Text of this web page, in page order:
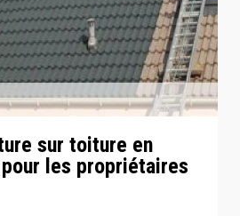
sur toiture en
les propriétaires